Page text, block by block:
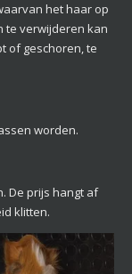
het haar op
te verwijderen kan
of geschoren, te
worden.
De prijs hangt af
klitten.